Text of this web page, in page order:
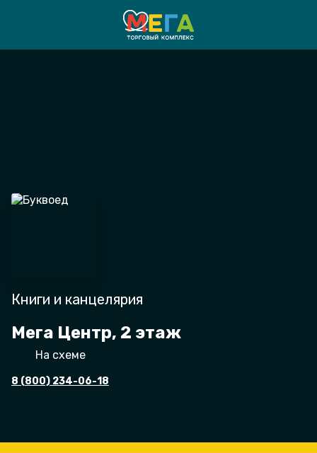
Книги и канцелярия
Мега Центр, 2 этаж
На схеме
8 (800) 234-06-18